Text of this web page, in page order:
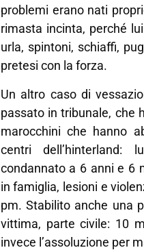
problemi erano nati
rimasta incinta, perché
urla, spintoni, schiaffi,
pretesi con la forza.
Un altro caso di
passato in tribunale, che
marocchini che hanno
centri dell’hinterland:
condannato a 6 anni e 6
in famiglia, lesioni e
pm. Stabilito anche una
vittima, parte civile: 10
invece l’assoluzione per